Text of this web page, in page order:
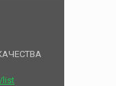
list